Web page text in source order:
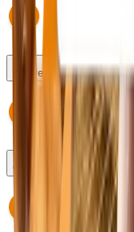
Pot veni fără programare?
Cum fac o programare?